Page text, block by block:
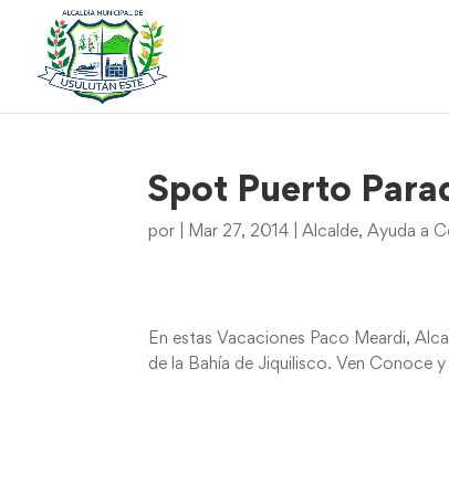
Spot Puerto
por Mar 27, 2014 |Alcalde,Ayuda a
En estas Vacaciones Paco Meardi,
de la Bahía de Jiquilisco. Ven Conoce